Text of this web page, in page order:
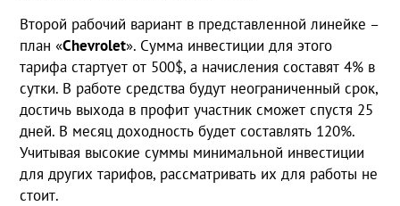
Второй рабочий вариант в представленной линейке –
план «Chevrolet». Сумма инвестиции для этого
тарифа стартует от 500$, а начисления составят 4% в
сутки. В работе средства будут неограниченный срок,
достичь выхода в профит участник сможет спустя 25
дней. В месяц доходность будет составлять 120%.
Учитывая высокие суммы минимальной инвестиции
для других тарифов, рассматривать их для работы не
стоит.